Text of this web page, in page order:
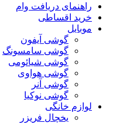
راهنمای دریافت وام
خرید اقساطی
موبایل
گوشی آیفون
گوشی سامسونگ
گوشی شیائومی
گوشی هواوی
گوشی آنر
گوشی نوکیا
لوازم خانگی
یخچال فریزر